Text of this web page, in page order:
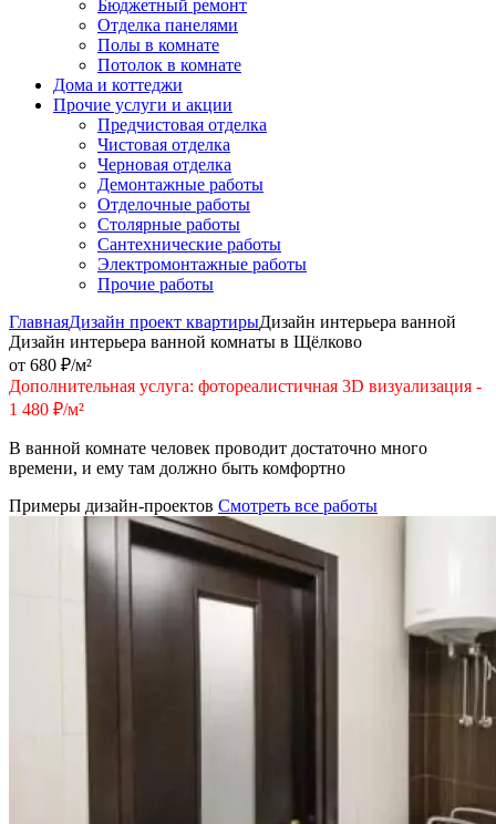
Бюджетный ремонт
Отделка панелями
Полы в комнате
Потолок в комнате
Дома и коттеджи
Прочие услуги и акции
Предчистовая отделка
Чистовая отделка
Черновая отделка
Демонтажные работы
Отделочные работы
Столярные работы
Сантехнические работы
Электромонтажные работы
Прочие работы
ГлавнаяДизайн проект квартирыДизайн интерьера ванной
Дизайн интерьера ванной комнаты в Щёлково
от 680 ₽/м²
Дополнительная услуга: фотореалистичная 3D визуализация -
1 480 ₽/м²
В ванной комнате человек проводит достаточно много
времени, и ему там должно быть комфортно
Примеры дизайн-проектов Смотреть все работы